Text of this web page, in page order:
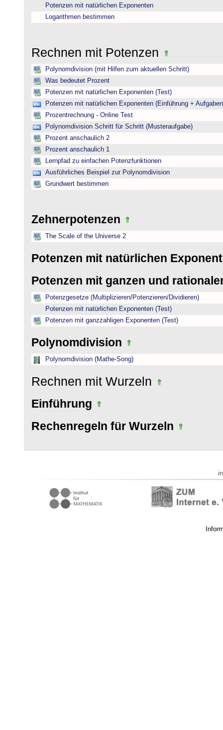
Potenzen mit natürlichen Exponenten
Logarithmen bestimmen
Rechnen mit Potenzen
Polynomdivision (mit Hilfen zum aktuellen Schritt)
Was bedeutet Prozent
Potenzen mit natürlichen Exponenten (Test)
Potenzen mit natürlichen Exponenten (Einführung +
Prozentrechnung - Online Test
Polynomdivision Schritt für Schritt (Musteraufgabe)
Prozent anschaulich 2
Prozent anschaulich 1
Lernpfad zu einfachen Potenzfunktionen
Ausführliches Beispiel zur Polynomdivision
Grundwert bestimmen
Zehnerpotenzen
The Scale of the Universe 2
Potenzen mit natürlichen
Potenzen mit ganzen und
Potenzgesetze (Multiplizieren/Potenzieren/Dividieren)
Potenzen mit natürlichen Exponenten (Test)
Potenzen mit ganzzahligen Exponenten (Test)
Polynomdivision
Polynomdivision (Mathe-Song)
Rechnen mit Wurzeln
Einführung
Rechenregeln für Wurzeln